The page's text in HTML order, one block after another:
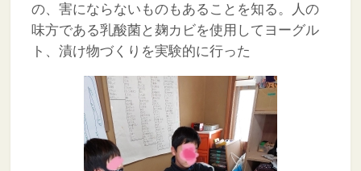
の、害にならないものもあることを知る。人の
味方である乳酸菌と麹カビを使用してヨーグル
ト、漬け物づくりを実験的に行った